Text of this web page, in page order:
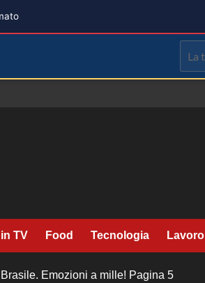
TV Food Tecnologia Lavoro
Emozioni a mille! Pagina 5